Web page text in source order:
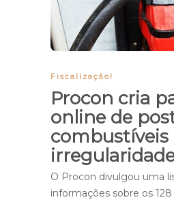
Fiscalização!
Procon cria
online de
combustíveis
O Procon divulgou uma
informações sobre os